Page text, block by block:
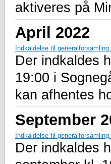
aktiveres på
April 2022
Indkaldelse til generalforsamling
Der indkaldes
19:00 i
kan afhentes
September
Indkaldelse til generalforsamling
Der indkaldes